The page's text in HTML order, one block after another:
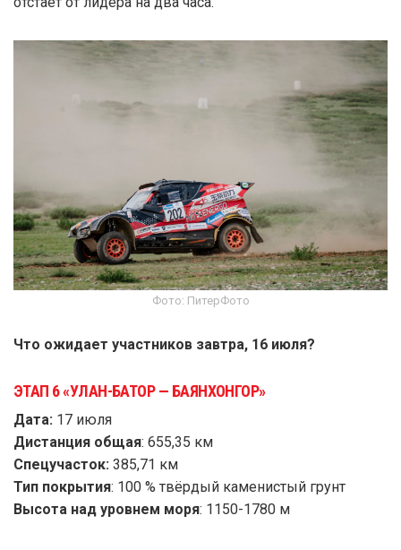
Фото: ПитерФото
Что ожидает участников завтра, 16 июля?
ЭТАП 6 «УЛАН-БАТОР — БАЯНХОНГОР»
Дата: 17 июля
Дистанция общая: 655,35 км
Спецучасток: 385,71 км
Тип покрытия: 100 % твёрдый каменистый грунт
Высота над уровнем моря: 1150-1780 м